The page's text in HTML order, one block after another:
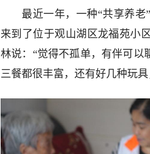
最近一年，一种“共享养
来到了位于观山湖区龙福苑小
林说：“觉得不孤单，有伴可以
三餐都很丰富，还有好几种玩